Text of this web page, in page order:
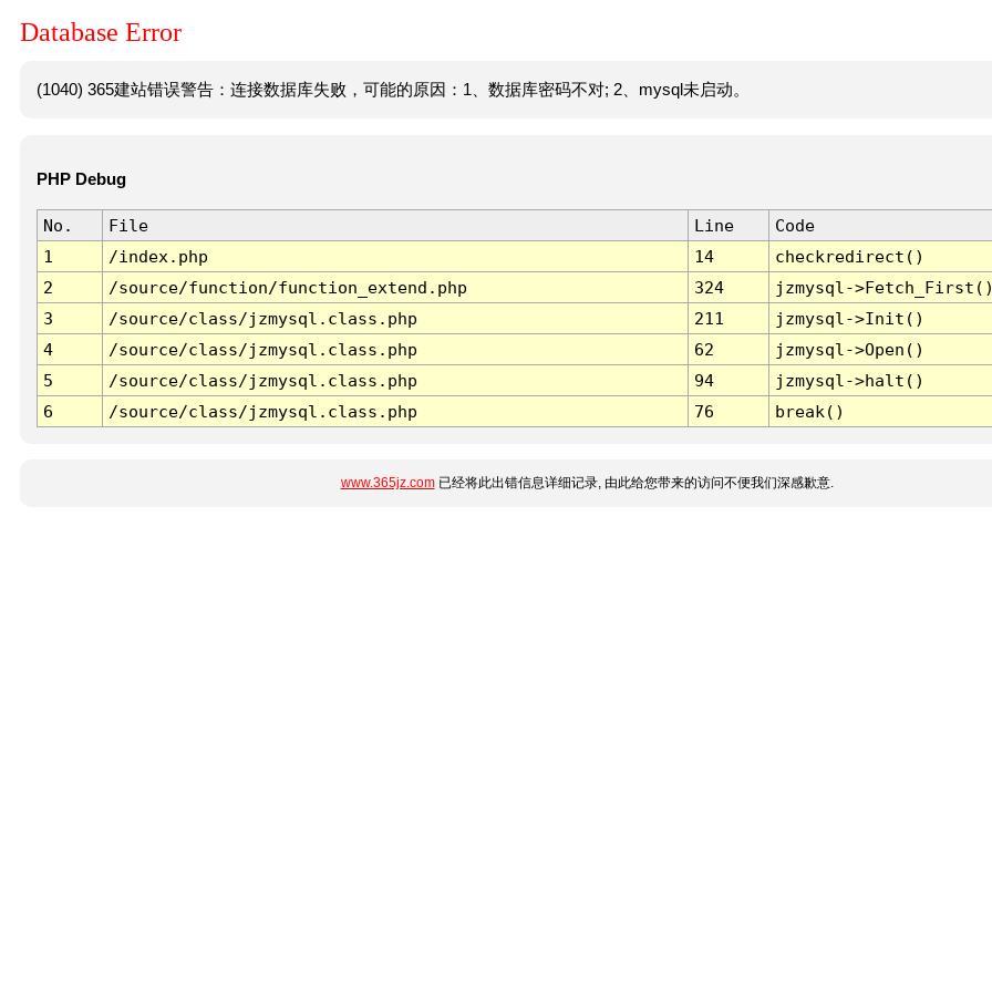
Database Error
(1040) 365建站错误警告：连接数据库失败，可能的原因：1、数据库密码不对; 2、mysql未启动。
PHP Debug
No. File Line
Code
1
/index.php 14
checkredirect()
2
/source/function/function_extend.php 324
jzmysql-
3
/source/class/jzmysql.class.php 211
jzmysql->Init()
4
/source/class/jzmysql.class.php 62
jzmysql->Open()
5
/source/class/jzmysql.class.php 94
jzmysql->halt()
6
/source/class/jzmysql.class.php 76 break()
www.365jz.com已经将此出错信息详细记录, 由此给您带来的访问不便我们深感歉意.